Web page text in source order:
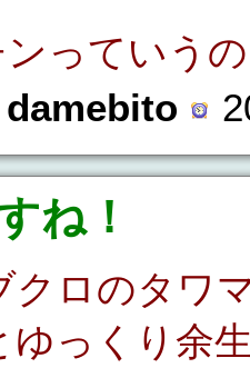
ンっていう
damebito
ね！
クロのタワ
ゆっくり余